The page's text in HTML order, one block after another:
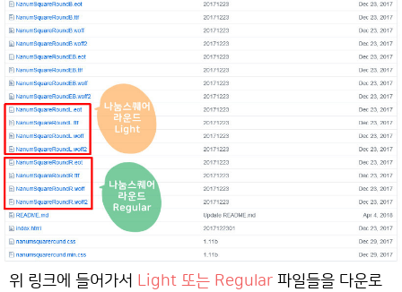
위 링크에 들어가서 Light 또는 Regular 파일들을 다운로